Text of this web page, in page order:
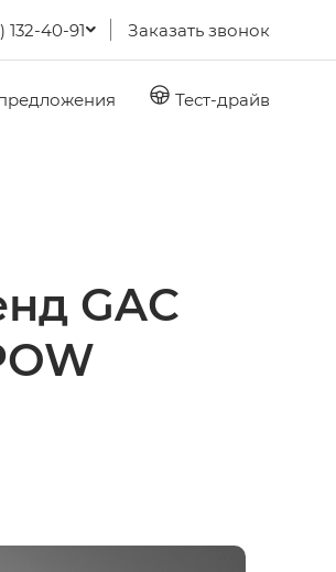
132-40-91 Заказать звонок
Тест-драйв
GAC